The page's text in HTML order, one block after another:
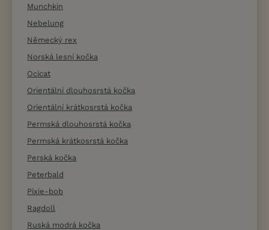
Munchkin
Nebelung
Německý rex
Norská lesní kočka
Ocicat
Orientální dlouhosrstá kočka
Orientální krátkosrstá kočka
Permská dlouhosrstá kočka
Permská krátkosrstá kočka
Perská kočka
Peterbald
Pixie-bob
Ragdoll
Ruská modrá kočka